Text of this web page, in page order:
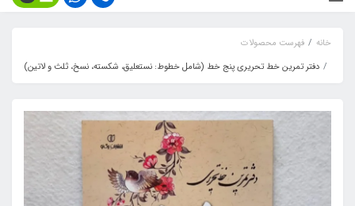
خانه
فهرست محصولات
دفتر تمرین خط تحریری پنج خط (شامل خطوط: نستعلیق، شکسته، نسخ، ثلث و لاتین)